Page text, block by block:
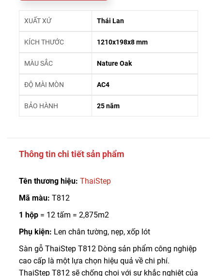
XUẤT XỨ Thái Lan
KÍCH THƯỚC 1210x198x8 mm
MÀU SẮC Nature Oak
ĐỘ MÀI MÒN AC4
BẢO HÀNH 25 năm
Thông tin chi tiết sản phẩm
Tên thương hiệu: ThaiStep
Mã màu: T812
1 hộp = 12 tấm = 2,875m2
Phụ kiện: Len chân tường, nẹp, xốp lót
Sàn gỗ ThaiStep T812 Dòng sản phẩm công nghiệp
cao cấp là một lựa chọn hiệu quả về chi phí.
ThaiStep T812 sẽ chống chọi với sự khắc nghiệt của